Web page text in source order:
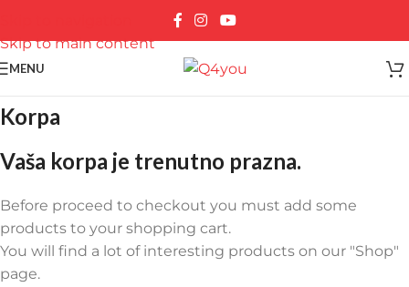
Skip to main content
MENU
Korpa
Vaša korpa je trenutno prazna.
Before proceed to checkout you must add some
products to your shopping cart.
You will find a lot of interesting products on our "Shop"
page.